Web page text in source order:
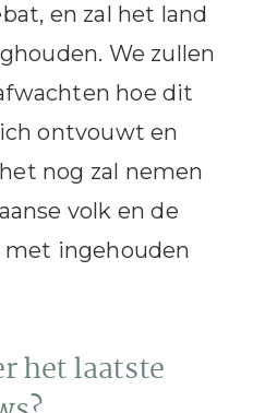
en zal het land
We zullen
hoe dit
ontvouwt en
nog zal nemen
volk en de
met ingehouden
het laatste